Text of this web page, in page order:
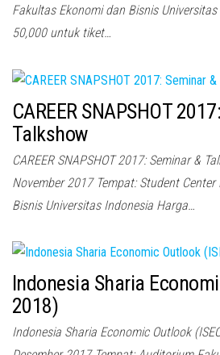
Fakultas Ekonomi dan Bisnis
50,000 untuk tiket…
CAREER SNAPSHOT
Talkshow
CAREER SNAPSHOT 2017: Seminar &
November 2017 Tempat: Student
Bisnis Universitas Indonesia Harga…
Indonesia Sharia
2018)
Indonesia Sharia Economic Outlook